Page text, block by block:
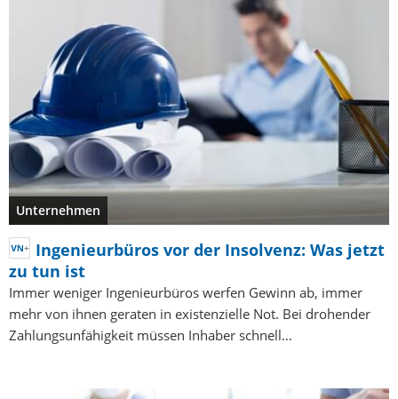
Unternehmen
Ingenieurbüros vor der Insolvenz: Was jetzt
zu tun ist
Immer weniger Ingenieurbüros werfen Gewinn ab, immer
mehr von ihnen geraten in existenzielle Not. Bei drohender
Zahlungsunfähigkeit müssen Inhaber schnell…